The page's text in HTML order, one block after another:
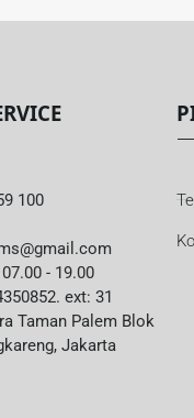
100
- 19.00
ext: 31
Taman Palem Blok
Jakarta